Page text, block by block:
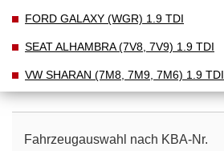
FORD GALAXY (WGR) 1.9 TDI
SEAT ALHAMBRA (7V8, 7V9) 1.9 TDI
VW SHARAN (7M8, 7M9, 7M6) 1.9 TDI
Fahrzeugauswahl nach KBA-Nr.